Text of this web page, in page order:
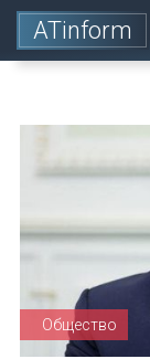
ATinform
Общество